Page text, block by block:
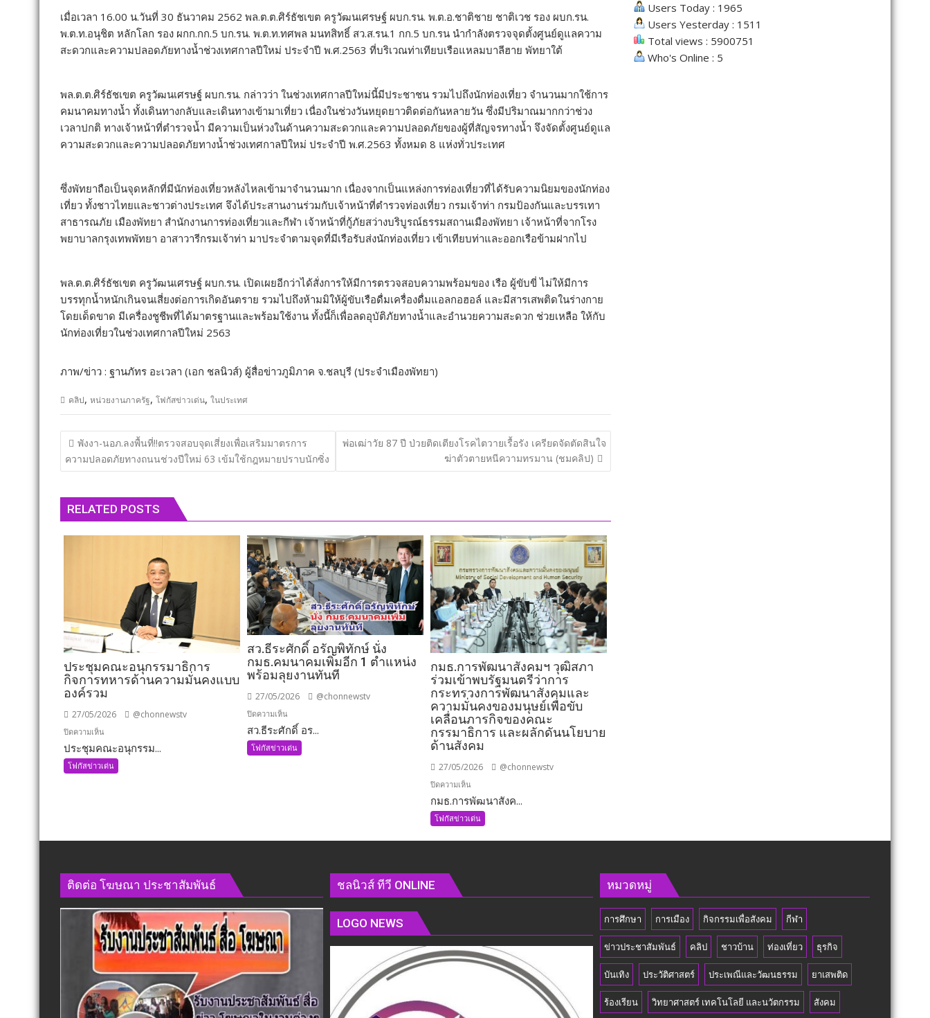
เมื่อเวลา 16.00 น.วันที่ 30 ธันวาคม 2562 พล.ต.ต.ศิร์ธัชเขต ครูวัฒนเศรษฐ์ ผบก.รน. พ.ต.อ.ชาติชาย ชาติเวช รอง ผบก.รน.
พ.ต.ท.อนุชิต หลักโลก รอง ผกก.กก.5 บก.รน. พ.ต.ท.ทศพล มนทสิทธิ์ สว.ส.รน.1 กก.5 บก.รน นำกำลังตรวจจุดตั้งศูนย์ดูแลความ
สะดวกและความปลอดภัยทางน้ำช่วงเทศกาลปีใหม่ ประจำปี พ.ศ.2563 ที่บริเวณท่าเทียบเรือแหลมบาลีฮาย พัทยาใต้
พล.ต.ต.ศิร์ธัชเขต ครูวัฒนเศรษฐ์ ผบก.รน. กล่าวว่า ในช่วงเทศกาลปีใหม่นี้มีประชาชน รวมไปถึงนักท่องเที่ยว จำนวนมากใช้การ
คมนาคมทางน้ำ ทั้งเดินทางกลับและเดินทางเข้ามาเที่ยว เนื่องในช่วงวันหยุดยาวติดต่อกันหลายวัน ซึ่งมีปริมาณมากกว่าช่วง
เวลาปกติ ทางเจ้าหน้าที่ตำรวจน้ำ มีความเป็นห่วงในด้านความสะดวกและความปลอดภัยของผู้ที่สัญจรทางน้ำ จึงจัดตั้งศูนย์ดูแล
ความสะดวกและความปลอดภัยทางน้ำช่วงเทศกาลปีใหม่ ประจำปี พ.ศ.2563 ทั้งหมด 8 แห่งทั่วประเทศ
ซึ่งพัทยาถือเป็นจุดหลักที่มีนักท่องเที่ยวหลังไหลเข้ามาจำนวนมาก เนื่องจากเป็นแหล่งการท่องเที่ยวที่ได้รับความนิยมของนักท่อง
เที่ยว ทั้งชาวไทยและชาวต่างประเทศ จึงได้ประสานงานร่วมกับเจ้าหน้าที่ตำรวจท่องเที่ยว กรมเจ้าท่า กรมป้องกันและบรรเทา
สาธารณภัย เมืองพัทยา สำนักงานการท่องเที่ยวและกีฬา เจ้าหน้าที่กู้ภัยสว่างบริบูรณ์ธรรมสถานเมืองพัทยา เจ้าหน้าที่จากโรง
พยาบาลกรุงเทพพัทยา อาสาวารีกรมเจ้าท่า มาประจำตามจุดที่มีเรือรับส่งนักท่องเที่ยว เข้าเทียบท่าและออกเรือข้ามฝากไป
พล.ต.ต.ศิร์ธัชเขต ครูวัฒนเศรษฐ์ ผบก.รน. เปิดเผยอีกว่าได้สั่งการให้มีการตรวจสอบความพร้อมของ เรือ ผู้ขับขี่ ไม่ให้มีการ
บรรทุกน้ำหนักเกินจนเสี่ยงต่อการเกิดอันตราย รวมไปถึงห้ามมิให้ผู้ขับเรือดื่มเครื่องดื่มแอลกอฮอล์ และมีสารเสพติดในร่างกาย
โดยเด็ดขาด มีเครื่องชูชีพที่ได้มาตรฐานและพร้อมใช้งาน ทั้งนี้ก็เพื่อลดอุบัติภัยทางน้ำและอำนวยความสะดวก ช่วยเหลือ ให้กับ
นักท่องเที่ยวในช่วงเทศกาลปีใหม่ 2563
ภาพ/ข่าว : ฐานภัทร อะเวลา (เอก ชลนิวส์) ผู้สื่อข่าวภูมิภาค จ.ชลบุรี (ประจำเมืองพัทยา)
คลิป, หน่วยงานภาครัฐ, โฟกัสข่าวเด่น, ในประเทศ
แนะแนว
เรื่อง
พังงา​-นอภ.ลงพื้นที่!!ตรวจสอบจุดเสี่ยงเพื่อเสริมมาตรการ
ความปลอดภัยทางถนนช่วงปีใหม่ 63 เข้มใช้กฎหมายปราบนักซิ่ง
พ่อเฒ่าวัย 87 ปี ป่วยติดเตียงโรคไตวายเรื้อรัง เครียดจัดตัดสินใจ
ฆ่าตัวตายหนีความทรมาน (ชมคลิป)
RELATED POSTS
ประชุมคณะอนุกรรมาธิการ
กิจการทหารด้านความมั่นคงแบบ
องค์รวม
27/05/2026 @chonnewstv
ปิดความเห็น
ประชุม
คณะ
อนุ
แบบ
องค์
รวม
ประชุมคณะอนุกรรม...
โฟกัสข่าวเด่น
สว.ธีระศักดิ์ อรัญพิทักษ์ นั่ง
กมธ.คมนาคมเพิ่มอีก 1 ตำแหน่ง
พร้อมลุยงานทันที
27/05/2026 @chonnewstv
ปิดความเห็น
สว.ธีร
ะ
ศักดิ์
พร้อม
ลุย
งาน
ทันที
สว.ธีระศักดิ์ อร...
โฟกัสข่าวเด่น
กมธ.การพัฒนาสังคมฯ วุฒิสภา
ร่วมเข้าพบรัฐมนตรีว่าการ
กระทรวงการพัฒนาสังคมและ
ความมั่นคงของมนุษย์เพื่อขับ
เคลื่อนภารกิจของคณะ
กรรมาธิการ และผลักดันนโยบาย
ด้านสังคม
27/05/2026 @chonnewstv
ปิดความเห็น
กมธ.การ
พัฒนา
สังคมฯ
กระทรวง
การ
พัฒนา
กมธ.การพัฒนาสังค...
โฟกัสข่าวเด่น
Users Today : 1965
Users Yesterday : 1511
Total views : 5900751
Who's Online : 5
ติดต่อ​ โฆษณา​ ประชาสัมพันธ์ ชลนิวส์ ทีวี ONLINE
LOGO NEWS
หมวดหมู่
การศึกษา การเมือง กิจกรรมเพื่อสังคม กีฬา
ข่าวประชาสัมพันธ์ คลิป ชาวบ้าน ท่องเที่ยว ธุรกิจ
บันเทิง ประวัติศาสตร์ ประเพณีและวัฒนธรรม ยาเสพติด
ร้องเรียน วิทยาศาสตร์ เทคโนโลยี และนวัตกรรม สังคม